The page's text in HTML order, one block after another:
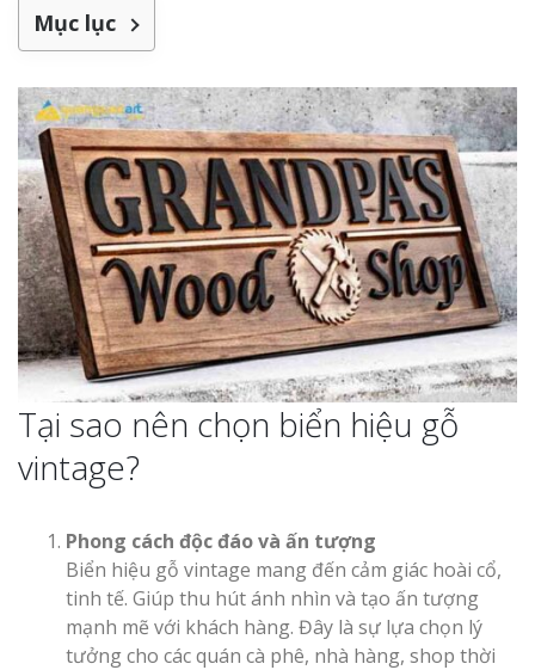
Mục lục
Tại sao nên chọn biển hiệu gỗ
vintage?
Phong cách độc đáo và ấn tượng
Biển hiệu gỗ vintage mang đến cảm giác hoài cổ,
tinh tế. Giúp thu hút ánh nhìn và tạo ấn tượng
mạnh mẽ với khách hàng. Đây là sự lựa chọn lý
tưởng cho các quán cà phê, nhà hàng, shop thời